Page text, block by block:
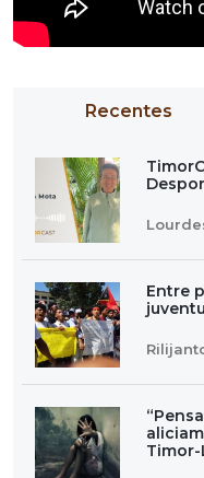
Recentes
Entre